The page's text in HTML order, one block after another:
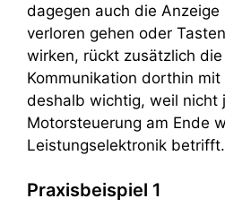
dagegen auch die Anzeige
verloren gehen oder
wirken, rückt zusätzlich
Kommunikation dorthin
deshalb wichtig, weil nicht
Motorsteuerung am Ende
Leistungselektronik betrifft.
Praxisbeispiel 1